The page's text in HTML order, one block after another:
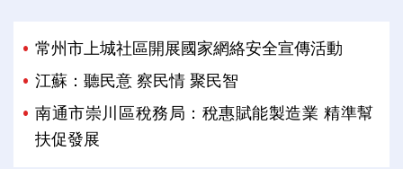
常州市上城社區開展國家網絡安全宣傳活動
江蘇：聽民意 察民情 聚民智
南通市崇川區稅務局：稅惠賦能製造業 精準幫
扶促發展